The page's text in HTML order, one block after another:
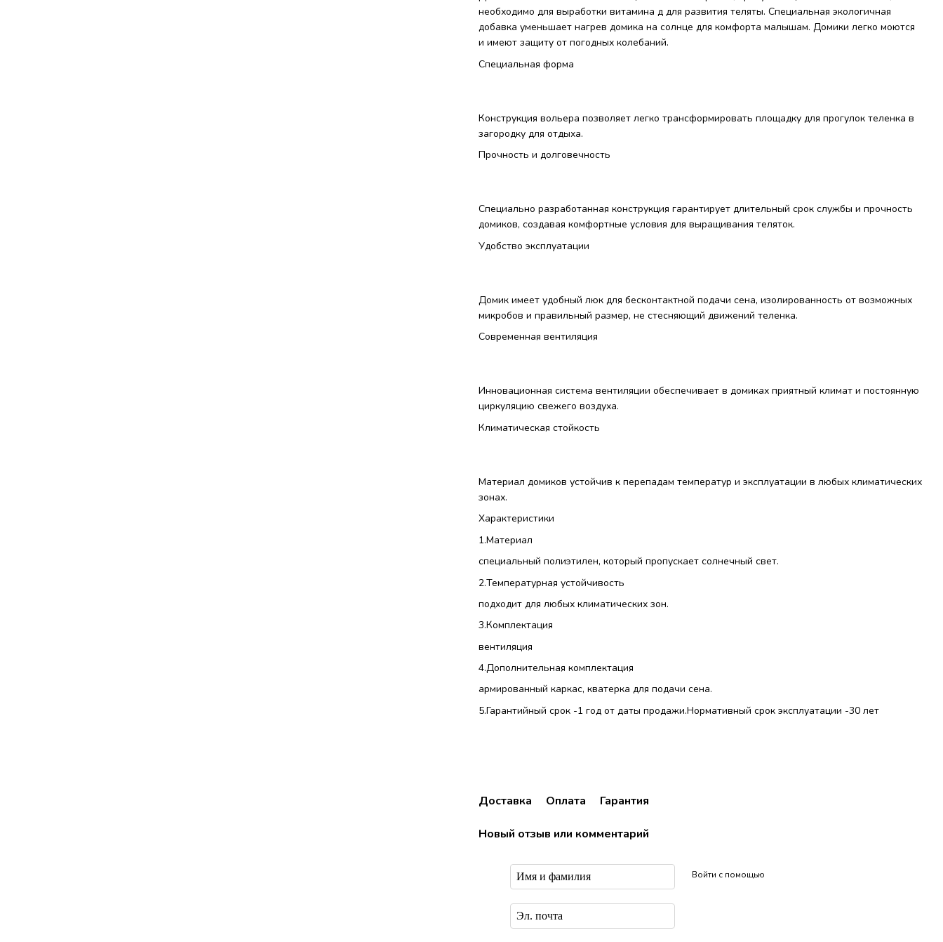
необходимо для выработки витамина д для развития теляты. Специальная экологичная
добавка уменьшает нагрев домика на солнце для комфорта малышам. Домики легко моются
и имеют защиту от погодных колебаний.
Специальная форма
Конструкция вольера позволяет легко трансформировать площадку для прогулок теленка в
загородку для отдыха.
Прочность и долговечность
Специально разработанная конструкция гарантирует длительный срок службы и прочность
домиков, создавая комфортные условия для выращивания теляток.
Удобство эксплуатации
Домик имеет удобный люк для бесконтактной подачи сена, изолированность от возможных
микробов и правильный размер, не стесняющий движений теленка.
Современная вентиляция
Инновационная система вентиляции обеспечивает в домиках приятный климат и постоянную
циркуляцию свежего воздуха.
Климатическая стойкость
Материал домиков устойчив к перепадам температур и эксплуатации в любых климатических
зонах.
Характеристики
1.Материал
специальный полиэтилен, который пропускает солнечный свет.
2.Температурная устойчивость
подходит для любых климатических зон.
3.Комплектация
вентиляция
4.Дополнительная комплектация
армированный каркас, кватерка для подачи сена.
5.Гарантийный срок -1 год от даты продажи.Нормативный срок эксплуатации -30 лет
Доставка Оплата Гарантия
Новый отзыв или комментарий
Войти с помощью